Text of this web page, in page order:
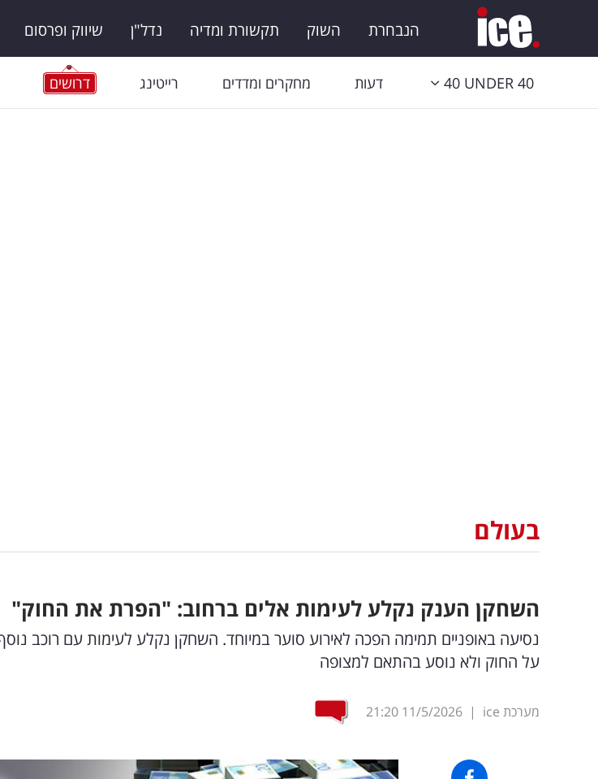
הנבחרת השוק תקשורת ומדיה נדל"ן שיווק ופרסום
40 UNDER 40 דעות מחקרים ומדדים רייטינג דרושים
בעולם
השחקן הענק נקלע לעימות אלים ברחוב: "הפרת את החוק"
נסיעה באופניים תמימה הפכה לאירוע סוער במיוחד. השחקן נקלע לעימות עם רוכב
על החוק ולא נוסע בהתאם למצופה
מערכת ice |
11/5/2026
21:20